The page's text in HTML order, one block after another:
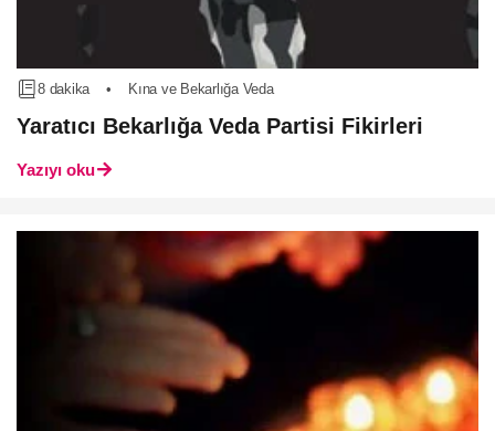
8 dakika • Kına ve Bekarlığa Veda
Yaratıcı Bekarlığa Veda Partisi Fikirleri
Yazıyı oku